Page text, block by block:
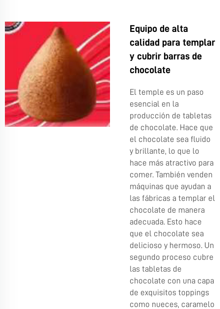
Equipo de alta
calidad para templar
y cubrir barras de
chocolate
El temple es un paso
esencial en la
producción de tabletas
de chocolate. Hace que
el chocolate sea fluido
y brillante, lo que lo
hace más atractivo para
comer. También venden
máquinas que ayudan a
las fábricas a templar el
chocolate de manera
adecuada. Esto hace
que el chocolate sea
delicioso y hermoso. Un
segundo proceso cubre
las tabletas de
chocolate con una capa
de exquisitos toppings
como nueces, caramelo